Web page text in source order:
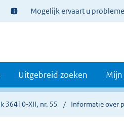
Ter
informatie:
Mogelijk ervaart u
Uitgebreid zoeken
36410-XII, nr. 55 Informatie over